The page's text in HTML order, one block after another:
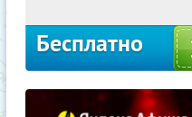
Бесплатно